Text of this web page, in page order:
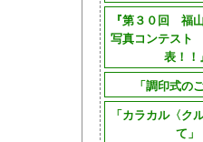
『第３０回 福
写真コンテスト
表！！
「調印式の
「カラカル〈ク
て」